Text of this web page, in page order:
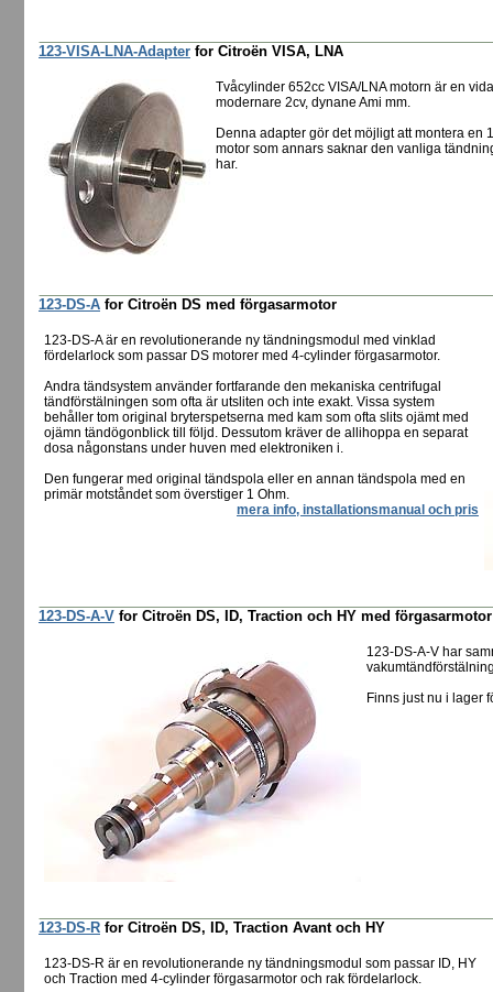
123-VISA-LNA-Adapter for Citroën VISA, LNA
Tvåcylinder 652cc VISA/LNA motorn är en
modernare 2cv, dynane Ami mm.
Denna adapter gör det möjligt att montera en
motor som annars saknar den vanliga
har.
123-DS-A for Citroën DS med förgasarmotor
123-DS-A är en revolutionerande ny tändningsmodul med vinklad
fördelarlock som passar DS motorer med 4-cylinder förgasarmotor.
Andra tändsystem använder fortfarande den mekaniska centrifugal
tändförstälningen som ofta är utsliten och inte exakt. Vissa system
behåller tom original bryterspetserna med kam som ofta slits ojämt med
ojämn tändögonblick till följd. Dessutom kräver de allihoppa en separat
dosa någonstans under huven med elektroniken i.
Den fungerar med original tändspola eller en annan tändspola med en
primär motståndet som överstiger 1 Ohm.
mera info, installationsmanual och pris
123-DS-A-V for Citroën DS, ID, Traction och HY med
123-DS-A-V har
Finns just nu i lager
123-DS-R for Citroën DS, ID, Traction Avant och HY
123-DS-R är en revolutionerande ny tändningsmodul som passar ID, HY
och Traction med 4-cylinder förgasarmotor och rak fördelarlock.